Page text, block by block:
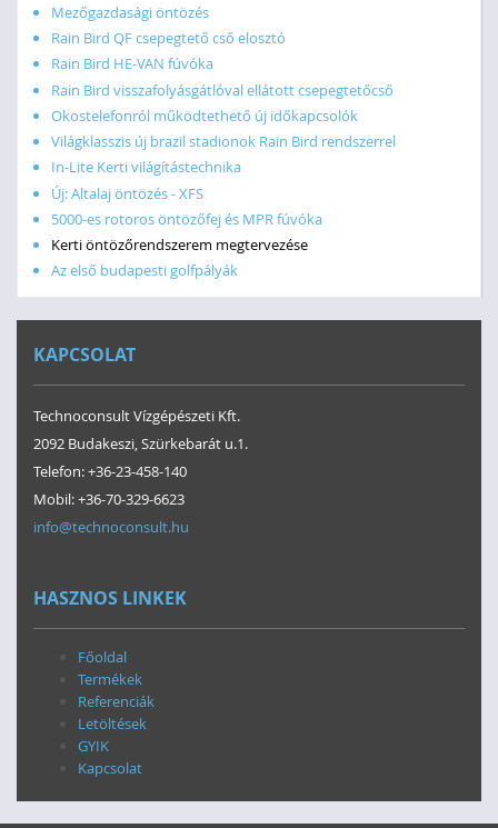
Mezőgazdasági öntözés
Rain Bird QF csepegtető cső elosztó
Rain Bird HE-VAN fúvóka
Rain Bird visszafolyásgátlóval ellátott csepegtetőcső
Okostelefonról működtethető új időkapcsolók
Világklasszis új brazil stadionok Rain Bird rendszerrel
In-Lite Kerti világítástechnika
Új: Altalaj öntözés - XFS
5000-es rotoros öntözőfej és MPR fúvóka
Kerti öntözőrendszerem megtervezése
Az első budapesti golfpályák
KAPCSOLAT
Technoconsult Vízgépészeti Kft.
2092 Budakeszi, Szürkebarát u.1.
Telefon: +36-23-458-140
Mobil: +36-70-329-6623
info@technoconsult.hu
HASZNOS LINKEK
Főoldal
Termékek
Referenciák
Letöltések
GYIK
Kapcsolat